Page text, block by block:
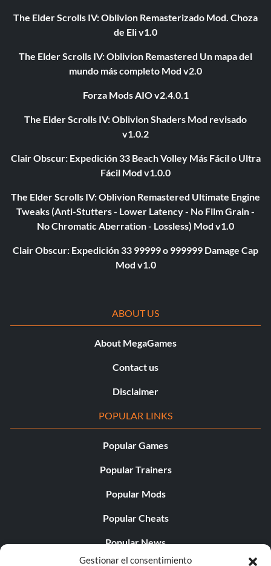
Gestionar el consentimiento
The Elder Scrolls IV: Oblivion Remasterizado Mod. Choza
de Eli v1.0
The Elder Scrolls IV: Oblivion Remastered Un mapa del
mundo más completo Mod v2.0
Forza Mods AIO v2.4.0.1
The Elder Scrolls IV: Oblivion Shaders Mod revisado
v1.0.2
Clair Obscur: Expedición 33 Beach Volley Más Fácil o Ultra
Fácil Mod v1.0.0
The Elder Scrolls IV: Oblivion Remastered Ultimate Engine
Tweaks (Anti-Stutters - Lower Latency - No Film Grain -
No Chromatic Aberration - Lossless) Mod v1.0
Clair Obscur: Expedición 33 99999 o 999999 Damage Cap
Mod v1.0
ABOUT US
About MegaGames
Contact us
Disclaimer
POPULAR LINKS
Popular Games
Popular Trainers
Popular Mods
Popular Cheats
Popular News